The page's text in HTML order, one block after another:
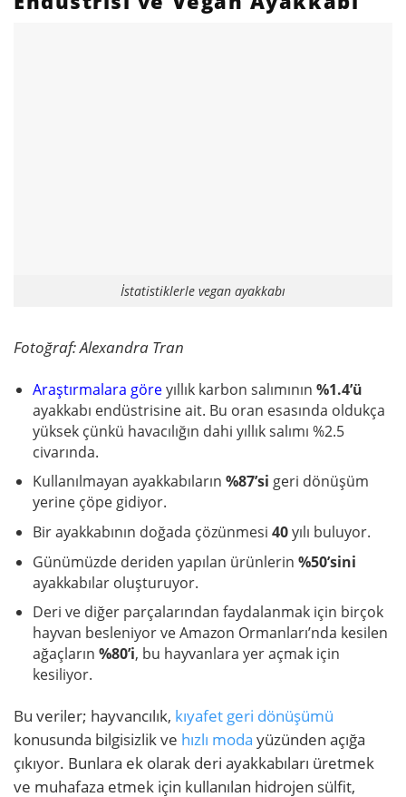
İstatistiklerle vegan ayakkabı
Fotoğraf: Alexandra Tran
Araştırmalara göreyıllık karbon salımının %1.4’ü
ayakkabı endüstrisine ait. Bu oran esasında oldukça
yüksek çünkü havacılığın dahi yıllık salımı %2.5
civarında.
Kullanılmayan ayakkabıların %87’si geri dönüşüm
yerine çöpe gidiyor.
Bir ayakkabının doğada çözünmesi 40yılı buluyor.
Günümüzde deriden yapılan ürünlerin %50’sini
ayakkabılar oluşturuyor.
Deri ve diğer parçalarından faydalanmak için birçok
hayvan besleniyor ve Amazon Ormanları’nda kesilen
ağaçların %80’i, bu hayvanlara yer açmak için
kesiliyor.
Bu veriler; hayvancılık, kıyafet geri dönüşümü
konusunda bilgisizlik ve hızlı moda yüzünden açığa
çıkıyor. Bunlara ek olarak deri ayakkabıları üretmek
ve muhafaza etmek için kullanılan hidrojen sülfit,